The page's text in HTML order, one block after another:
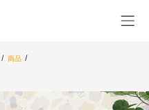
/ 商品 /